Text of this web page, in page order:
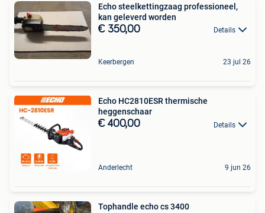
Echo steelkettingzaag professioneel,
kan geleverd worden
€ 350,00 Details
Keerbergen 23 jul 26
Echo HC2810ESR thermische
heggenschaar
€ 400,00 Details
Anderlecht 9 jun 26
Tophandle echo cs 3400